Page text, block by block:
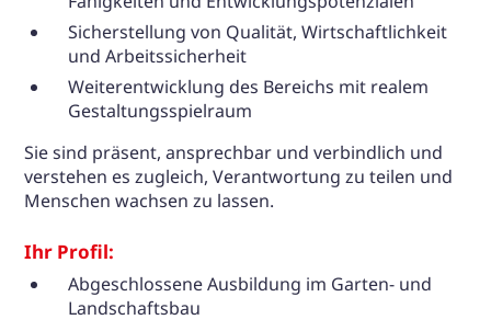
Sicherstellung von Qualität, Wirtschaftlichkeit
und Arbeitssicherheit
Weiterentwicklung des Bereichs mit realem
Gestaltungsspielraum
Sie sind präsent, ansprechbar und verbindlich und
verstehen es zugleich, Verantwortung zu teilen und
Menschen wachsen zu lassen.
Ihr Profil:
Abgeschlossene Ausbildung im Garten- und
Landschaftsbau